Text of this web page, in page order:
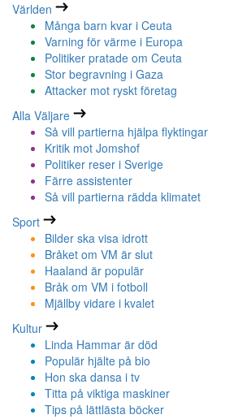
Världen
Många barn kvar i Ceuta
Varning för värme i Europa
Politiker pratade om Ceuta
Stor begravning i Gaza
Attacker mot ryskt företag
Alla Väljare
Så vill partierna hjälpa flyktingar
Kritik mot Jomshof
Politiker reser i Sverige
Färre assistenter
Så vill partierna rädda klimatet
Sport
Bilder ska visa idrott
Bråket om VM är slut
Haaland är populär
Bråk om VM i fotboll
Mjällby vidare i kvalet
Kultur
Linda Hammar är död
Populär hjälte på bio
Hon ska dansa i tv
Titta på viktiga maskiner
Tips på lättlästa böcker